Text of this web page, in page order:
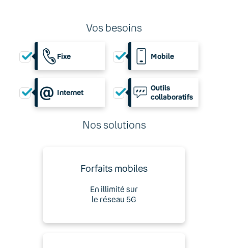
Vos besoins
Fixe Mobile
Internet
Outils
collaboratifs
Nos solutions
Forfaits mobiles
En illimité sur
le réseau 5G